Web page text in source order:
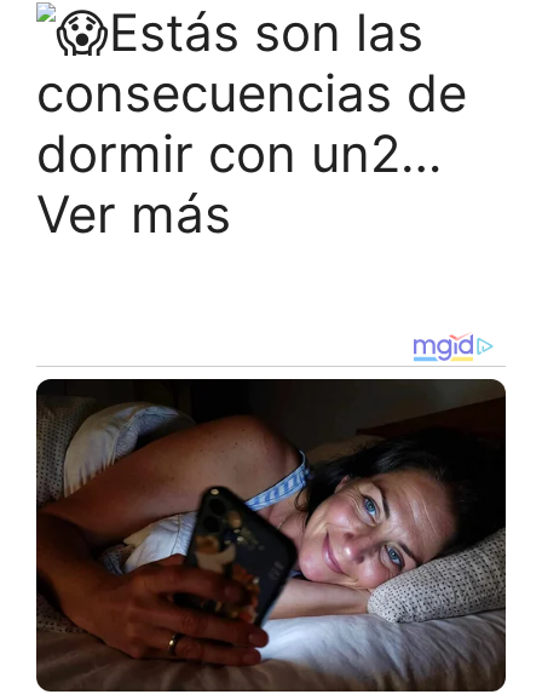
Estás son las
consecuencias de
dormir con un2…
Ver más